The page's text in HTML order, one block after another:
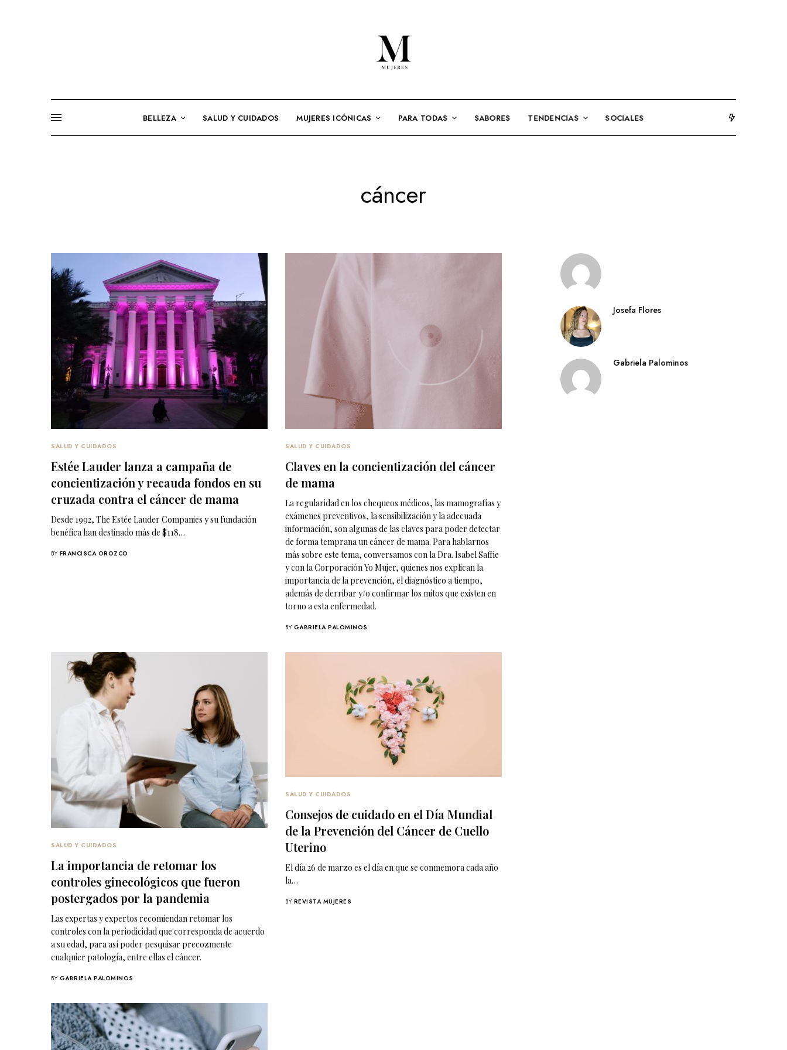
BELLEZA SALUD Y CUIDADOS MUJERES ICÓNICAS PARA TODAS SABORES TENDENCIAS SOCIALES
cáncer
SALUD Y CUIDADOS
Estée Lauder lanza a campaña de
concientización y recauda fondos en su
cruzada contra el cáncer de mama
Desde 1992, The Estée Lauder Companies y su fundación
benéfica han destinado más de $118…
BY FRANCISCA OROZCO
SALUD Y CUIDADOS
Claves en la concientización del cáncer
de mama
La regularidad en los chequeos médicos, las mamografías y
exámenes preventivos, la sensibilización y la adecuada
información, son algunas de las claves para poder detectar
de forma temprana un cáncer de mama. Para hablarnos
más sobre este tema, conversamos con la Dra. Isabel Saffie
y con la Corporación Yo Mujer, quienes nos explican la
importancia de la prevención, el diagnóstico a tiempo,
además de derribar y/o confirmar los mitos que existen en
torno a esta enfermedad.
BY GABRIELA PALOMINOS
SALUD Y CUIDADOS
La importancia de retomar los
controles ginecológicos que fueron
postergados por la pandemia
Las expertas y expertos recomiendan retomar los
controles con la periodicidad que corresponda de acuerdo
a su edad, para así poder pesquisar precozmente
cualquier patología, entre ellas el cáncer.
BY GABRIELA PALOMINOS
SALUD Y CUIDADOS
Consejos de cuidado en el Día Mundial
de la Prevención del Cáncer de Cuello
Uterino
El día 26 de marzo es el día en que se conmemora cada año
la…
BY REVISTA MUJERES
Josefa Flores
Gabriela Palominos